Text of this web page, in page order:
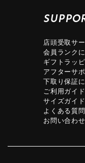
店頭受取サ
会員ランク
ギフトラッ
アフターサ
下取り保証
ご利用ガイド
サイズガイド
よくある質問
お問い合わせ